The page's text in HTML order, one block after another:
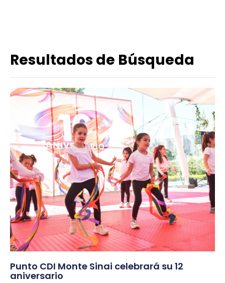
Resultados de Búsqueda
Punto CDI Monte Sinai celebrará su 12
aniversario